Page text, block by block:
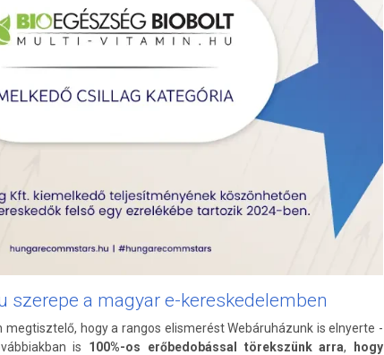
szerepe a magyar e-kereskedelemben
hogy a rangos elismerést Webáruházunk is elnyerte -
is 100%-os erőbedobással törekszünk arra, hogy